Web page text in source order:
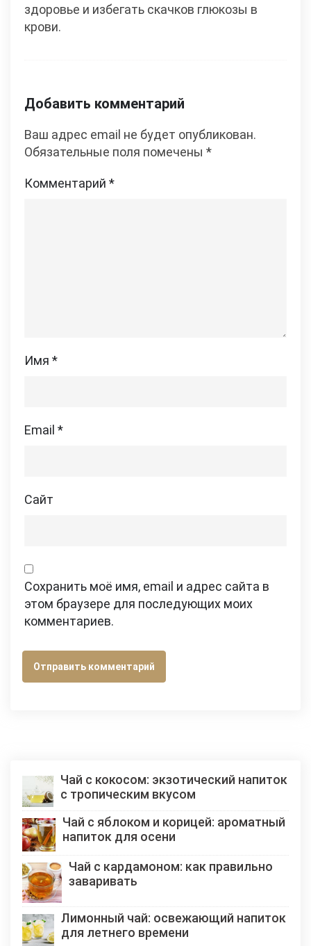
здоровье и избегать скачков глюкозы в
крови.
Добавить комментарий
Ваш адрес email не будет опубликован.
Обязательные поля помечены *
Комментарий *
Имя *
Email *
Сайт
Сохранить моё имя, email и адрес сайта в
этом браузере для последующих моих
комментариев.
Чай с кокосом: экзотический напиток
с тропическим вкусом
Чай с яблоком и корицей: ароматный
напиток для осени
Чай с кардамоном: как правильно
заваривать
Лимонный чай: освежающий напиток
для летнего времени